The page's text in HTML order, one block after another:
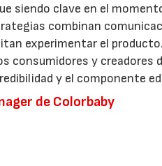
siendo clave en el
combinan
experimentar el
consumidores y creadores
y el componente
de Colorbaby